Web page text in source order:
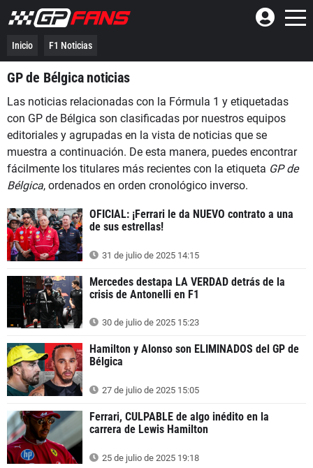
Inicio F1 Noticias
GP de Bélgica noticias
Las noticias relacionadas con la Fórmula 1 y etiquetadas
con GP de Bélgica son clasificadas por nuestros equipos
editoriales y agrupadas en la vista de noticias que se
muestra a continuación. De esta manera, puedes encontrar
fácilmente los titulares más recientes con la etiqueta GP de
Bélgica, ordenados en orden cronológico inverso.
OFICIAL: ¡Ferrari le da NUEVO contrato a una
de sus estrellas!
31 de julio de 2025 14:15
Mercedes destapa LA VERDAD detrás de la
crisis de Antonelli en F1
30 de julio de 2025 15:23
Hamilton y Alonso son ELIMINADOS del GP de
Bélgica
27 de julio de 2025 15:05
Ferrari, CULPABLE de algo inédito en la
carrera de Lewis Hamilton
25 de julio de 2025 19:18